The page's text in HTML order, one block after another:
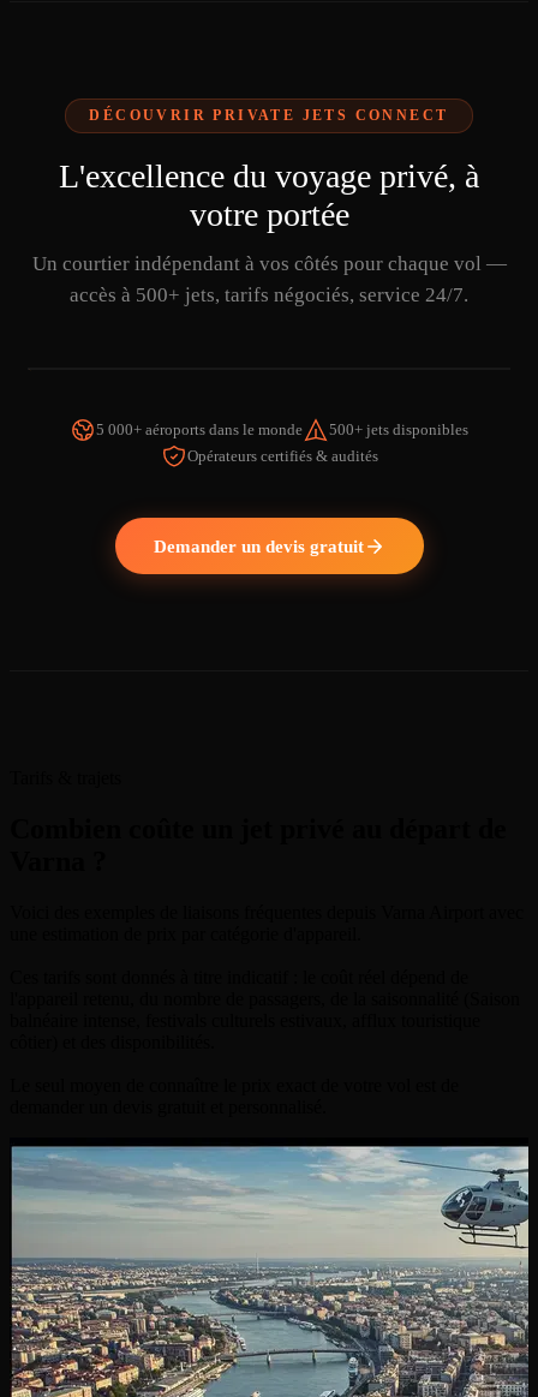
DÉCOUVRIR PRIVATE JETS CONNECT
L'excellence du voyage privé, à
votre portée
Un courtier indépendant à vos côtés pour chaque vol —
accès à 500+ jets, tarifs négociés, service 24/7.
REGARDER LA VIDÉO
5 000+ aéroports dans le monde
500+ jets disponibles
Opérateurs certifiés & audités
Demander un devis gratuit